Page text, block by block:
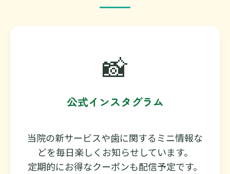
📸
公式インスタグラム
当院の新サービスや歯に関するミニ情報な
どを毎日楽しくお知らせしています。
定期的にお得なクーポンも配信予定です。